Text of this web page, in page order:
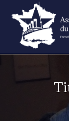
content